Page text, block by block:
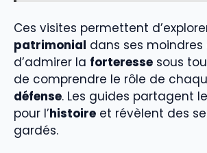
Ces visites permettent
patrimonial dans ses moindres
d’admirer la forteresse sous
de comprendre le rôle de
défense. Les guides partagent
pour l’histoire et révèlent des
gardés.